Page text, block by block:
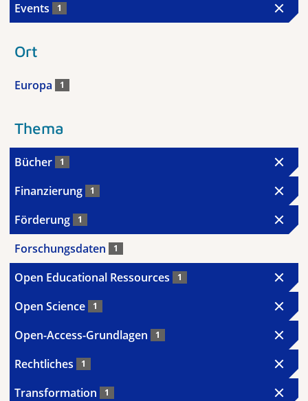
Events 1
Ort
Europa 1
Thema
Bücher 1
Finanzierung 1
Förderung 1
Forschungsdaten 1
Open Educational Ressources 1
Open Science 1
Open-Access-Grundlagen 1
Rechtliches 1
Transformation 1